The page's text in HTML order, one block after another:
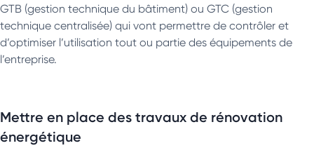
GTB (gestion technique du bâtiment) ou GTC (gestion
technique centralisée) qui vont permettre de contrôler et
d’optimiser l’utilisation tout ou partie des équipements de
l’entreprise.
Mettre en place des travaux de rénovation
énergétique